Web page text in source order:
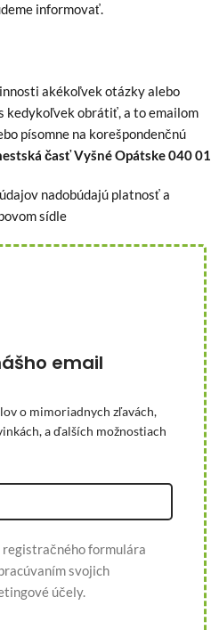
informovať.
akékoľvek otázky alebo
kedykoľvek obrátiť, a to emailom
písomne na korešpondenčnú
časť Vyšné Opátske 040 01
nadobúdajú platnosť a
sídle
email
o mimoriadnych zľavách,
a ďalších možnostiach
formulára
svojich
účely.